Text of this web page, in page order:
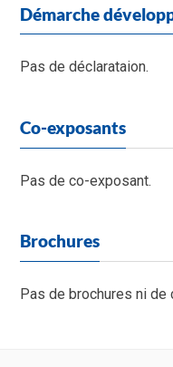
Démarche
Pas de déclarataion.
Co-exposants
Pas de co-exposant.
Brochures
Pas de brochures ni